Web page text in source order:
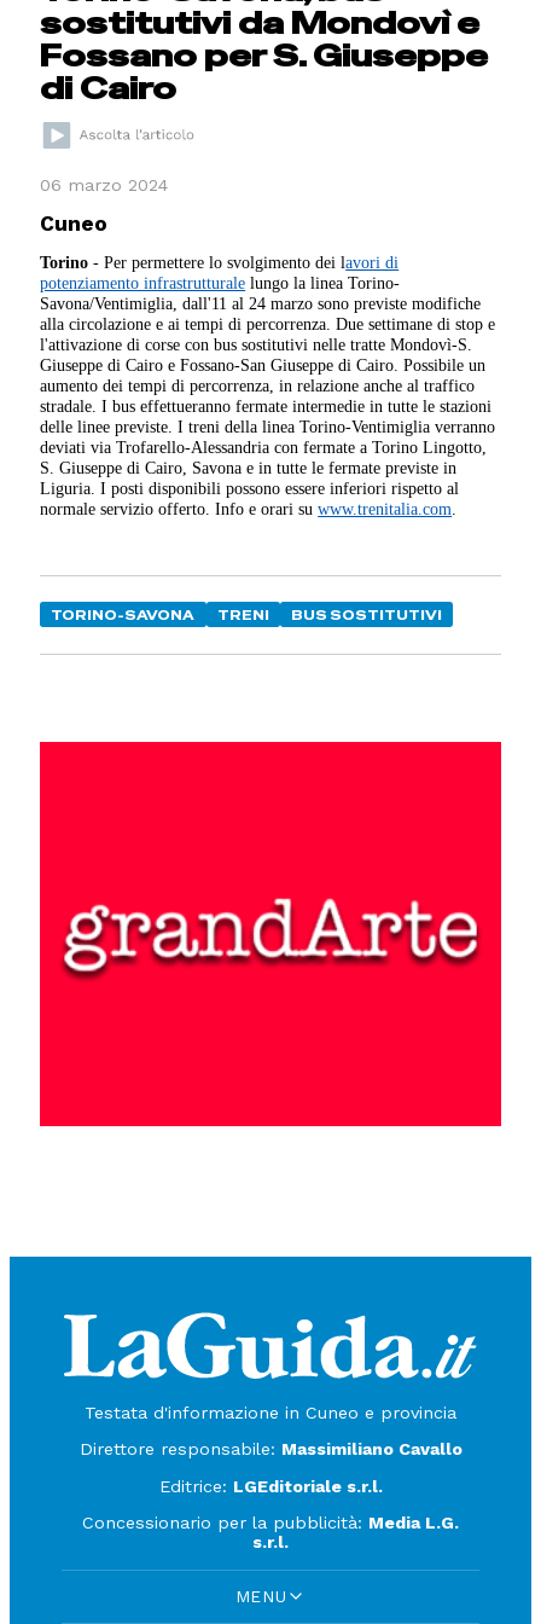
sostitutivi da Mondovì e
Fossano per S. Giuseppe
di Cairo
06 marzo 2024
Cuneo
Torino - Per permettere lo svolgimento dei lavori di
potenziamento infrastrutturale lungo la linea Torino-
Savona/Ventimiglia, dall'11 al 24 marzo sono previste modifiche
alla circolazione e ai tempi di percorrenza. Due settimane di stop e
l'attivazione di corse con bus sostitutivi nelle tratte Mondovì-S.
Giuseppe di Cairo e Fossano-San Giuseppe di Cairo. Possibile un
aumento dei tempi di percorrenza, in relazione anche al traffico
stradale. I bus effettueranno fermate intermedie in tutte le stazioni
delle linee previste. I treni della linea Torino-Ventimiglia verranno
deviati via Trofarello-Alessandria con fermate a Torino Lingotto,
S. Giuseppe di Cairo, Savona e in tutte le fermate previste in
Liguria. I posti disponibili possono essere inferiori rispetto al
normale servizio offerto. Info e orari suwww.trenitalia.com
TORINO-SAVONA TRENI BUS SOSTITUTIVI
Testata d'informazione in Cuneo e provincia
Direttore responsabile: Massimiliano Cavallo
Editrice: LGEditoriale s.r.l.
Concessionario per la pubblicità: Media L.G.
s.r.l.
MENU